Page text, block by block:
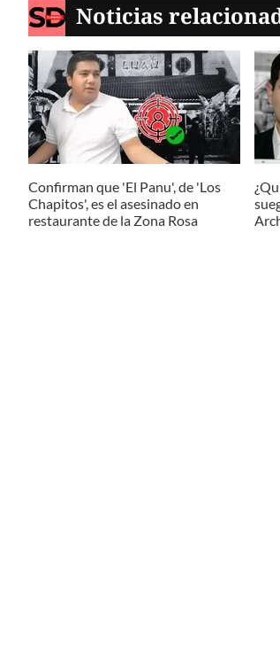
Noticias
Confirman que 'El Panu', de 'Los
Chapitos', es el asesinado en
restaurante de la Zona Rosa